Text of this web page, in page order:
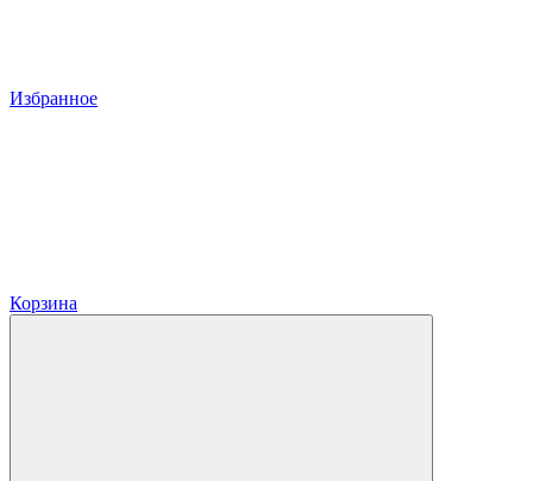
Избранное
Корзина